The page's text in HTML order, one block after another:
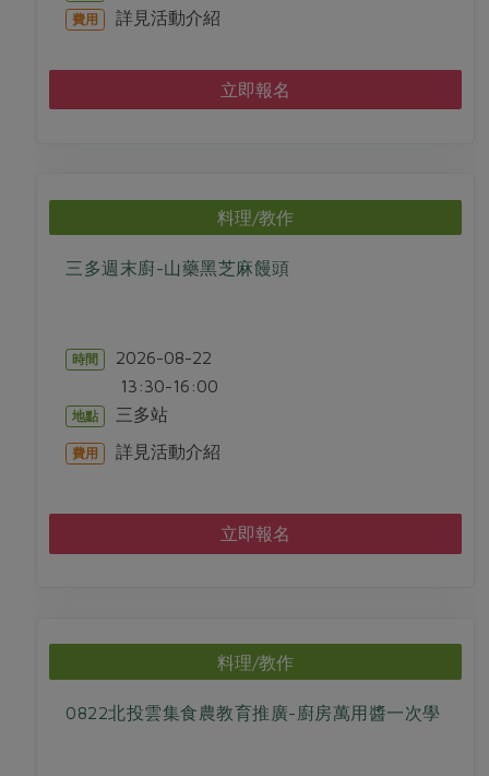
費用 詳見活動介紹
立即報名
料理/教作
三多週末廚-山藥黑芝麻饅頭
時間 2026-08-22
13:30-16:00
地點 三多站
費用 詳見活動介紹
立即報名
料理/教作
0822北投雲集食農教育推廣-廚房萬用醬一次學